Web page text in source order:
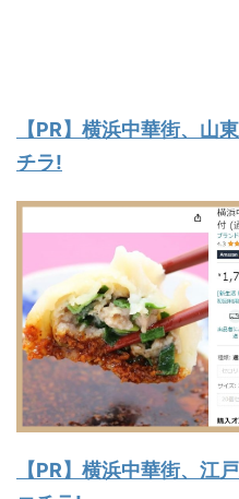
【PR】横浜中華街、山
チラ!
【PR】横浜中華街、江